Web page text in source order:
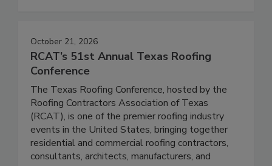
October 21, 2026
RCAT’s 51st Annual Texas Roofing
Conference
The Texas Roofing Conference, hosted by the
Roofing Contractors Association of Texas
(RCAT), is one of the premier roofing industry
events in the United States, bringing together
residential and commercial roofing contractors,
consultants, architects, manufacturers, and